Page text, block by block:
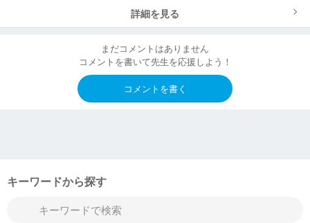
詳細を見る
まだコメントはありません
コメントを書いて先生を応援しよう！
コメントを書く
キーワードから探す